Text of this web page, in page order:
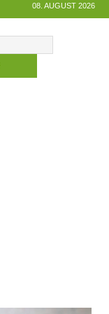
08. AUGUST 2026